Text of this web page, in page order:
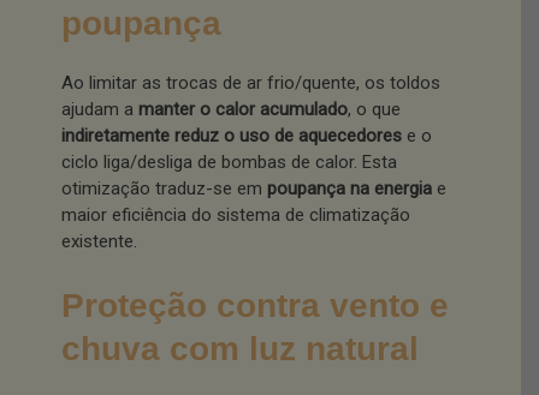
poupança
Ao limitar as trocas de ar frio/quente, os toldos
ajudam a manter o calor acumulado, o que
indiretamente reduz o uso de aquecedores e o
ciclo liga/desliga de bombas de calor. Esta
otimização traduz-se em poupança na energia e
maior eficiência do sistema de climatização
existente.
Proteção contra vento e
chuva com luz natural